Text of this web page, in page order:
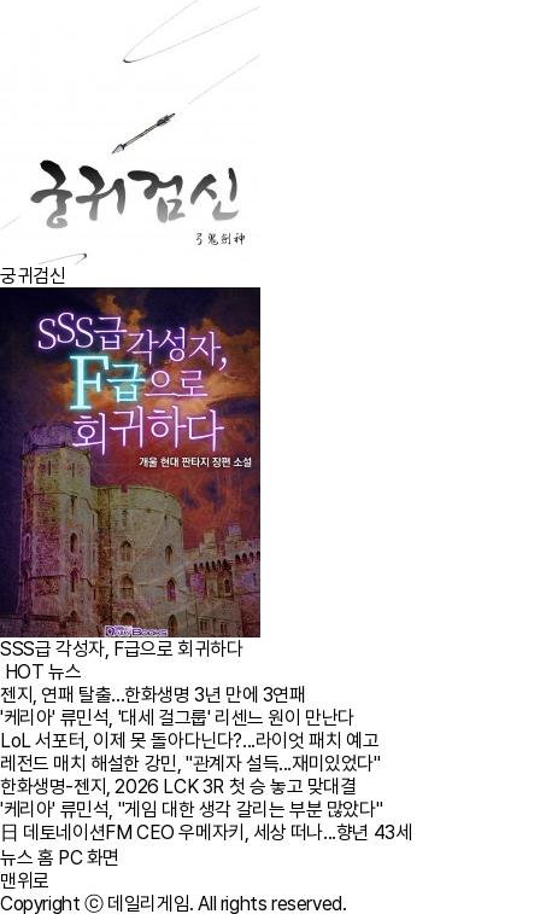
궁귀검신
SSS급 각성자, F급으로 회귀하다
HOT 뉴스
젠지, 연패 탈출...한화생명 3년 만에 3연패
'케리아' 류민석, '대세 걸그룹' 리센느 원이 만난다
LoL 서포터, 이제 못 돌아다닌다?...라이엇 패치 예고
레전드 매치 해설한 강민, "관계자 설득...재미있었다"
한화생명-젠지, 2026 LCK 3R 첫 승 놓고 맞대결
'케리아' 류민석, "게임 대한 생각 갈리는 부분 많았다"
日 데토네이션FM CEO 우메자키, 세상 떠나...향년 43세
뉴스 홈 PC 화면
맨위로
Copyright ⓒ 데일리게임. All rights reserved.